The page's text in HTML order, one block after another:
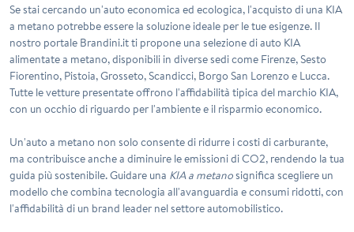
Se stai cercando un'auto economica ed ecologica, l'acquisto di una KIA
a metano potrebbe essere la soluzione ideale per le tue esigenze. Il
nostro portale Brandini.it ti propone una selezione di auto KIA
alimentate a metano, disponibili in diverse sedi come Firenze, Sesto
Fiorentino, Pistoia, Grosseto, Scandicci, Borgo San Lorenzo e Lucca.
Tutte le vetture presentate offrono l'affidabilità tipica del marchio KIA,
con un occhio di riguardo per l'ambiente e il risparmio economico.
Un'auto a metano non solo consente di ridurre i costi di carburante,
ma contribuisce anche a diminuire le emissioni di CO2, rendendo la tua
guida più sostenibile. Guidare una KIA a metanosignifica scegliere un
modello che combina tecnologia all'avanguardia e consumi ridotti, con
l'affidabilità di un brand leader nel settore automobilistico.